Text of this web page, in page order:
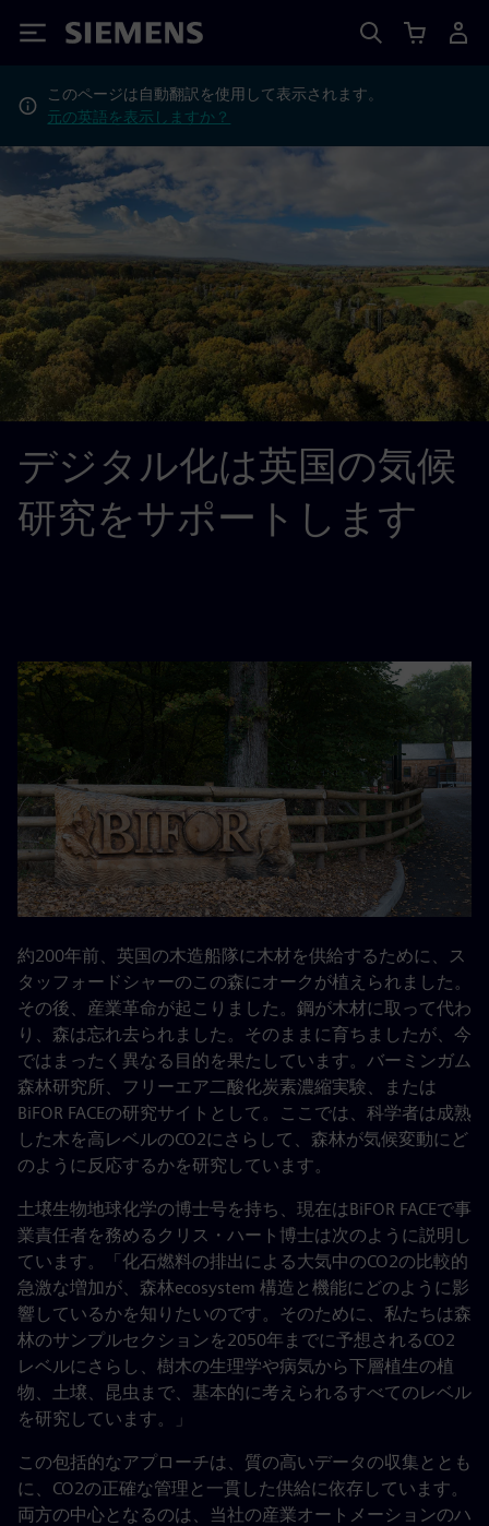
Siemens
このページは自動翻訳を使用して表示されます。
元の英語を表示しますか？
デジタル化は英国の気候
研究をサポートします
約200年前、英国の木造船隊に木材を供給するために、ス
タッフォードシャーのこの森にオークが植えられました。
その後、産業革命が起こりました。鋼が木材に取って代わ
り、森は忘れ去られました。そのままに育ちましたが、今
ではまったく異なる目的を果たしています。バーミンガム
森林研究所、フリーエア二酸化炭素濃縮実験、または
BiFOR FACEの研究サイトとして。ここでは、科学者は成熟
した木を高レベルのCO2にさらして、森林が気候変動にど
のように反応するかを研究しています。
土壌生物地球化学の博士号を持ち、現在はBiFOR FACEで事
業責任者を務めるクリス・ハート博士は次のように説明し
ています。「化石燃料の排出による大気中のCO2の比較的
急激な増加が、森林ecosystem 構造と機能にどのように影
響しているかを知りたいのです。そのために、私たちは森
林のサンプルセクションを2050年までに予想されるCO2
レベルにさらし、樹木の生理学や病気から下層植生の植
物、土壌、昆虫まで、基本的に考えられるすべてのレベル
を研究しています。」
この包括的なアプローチは、質の高いデータの収集ととも
に、CO2の正確な管理と一貫した供給に依存しています。
両方の中心となるのは、当社の産業オートメーションのハ